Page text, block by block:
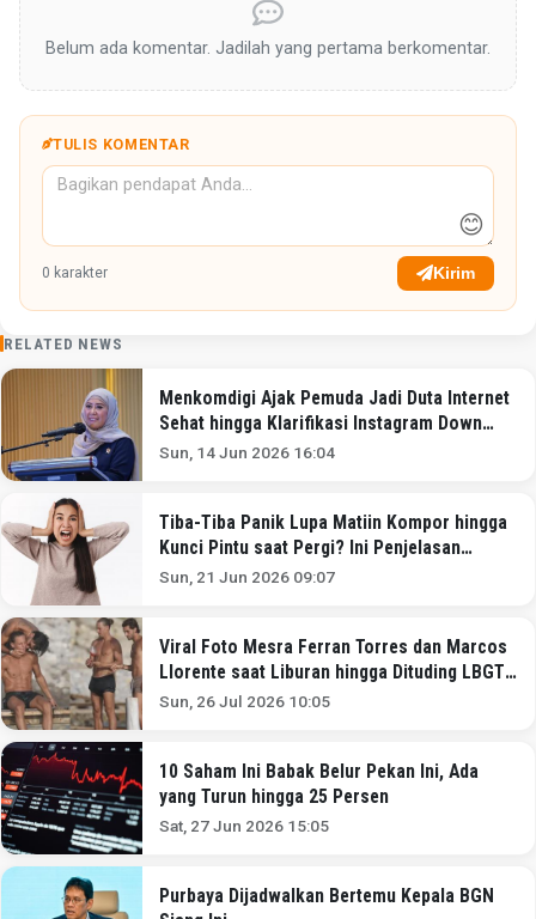
Belum ada komentar. Jadilah yang pertama berkomentar.
TULIS KOMENTAR
😊
0 karakter Kirim
RELATED NEWS
Menkomdigi Ajak Pemuda Jadi Duta Internet
Sehat hingga Klarifikasi Instagram Down
saat Demo
Sun, 14 Jun 2026 16:04
Tiba-Tiba Panik Lupa Matiin Kompor hingga
Kunci Pintu saat Pergi? Ini Penjelasan
Medisnya dari Dokter
Sun, 21 Jun 2026 09:07
Viral Foto Mesra Ferran Torres dan Marcos
Llorente saat Liburan hingga Dituding LBGT,
Ini Fakta yang Sebenarnya
Sun, 26 Jul 2026 10:05
10 Saham Ini Babak Belur Pekan Ini, Ada
yang Turun hingga 25 Persen
Sat, 27 Jun 2026 15:05
Purbaya Dijadwalkan Bertemu Kepala BGN